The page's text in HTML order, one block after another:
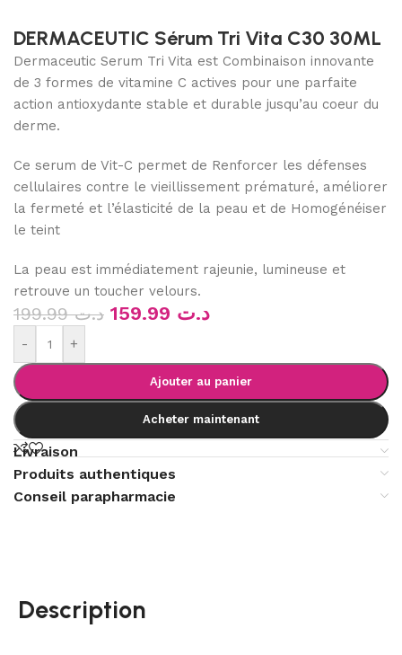
DERMACEUTIC Sérum Tri Vita C30 30ML
Dermaceutic Serum Tri Vita est Combinaison innovante
de 3 formes de vitamine C actives pour une parfaite
action antioxydante stable et durable jusqu’au coeur du
derme.
Ce serum de Vit-C permet de Renforcer les défenses
cellulaires contre le vieillissement prématuré, améliorer
la fermeté et l’élasticité de la peau et de Homogénéiser
le teint
La peau est immédiatement rajeunie, lumineuse et
retrouve un toucher velours.
د.ت199.99 د.ت
- +
Ajouter au panier
Acheter maintenant
Livraison
Produits authentiques
Conseil parapharmacie
Description